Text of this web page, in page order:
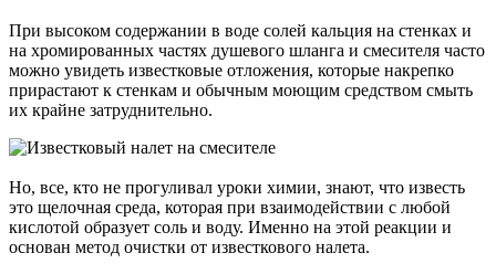
При высоком содержании в воде солей кальция на стенках и
на хромированных частях душевого шланга и смесителя часто
можно увидеть известковые отложения, которые накрепко
прирастают к стенкам и обычным моющим средством смыть
их крайне затруднительно.
Но, все, кто не прогуливал уроки химии, знают, что известь
это щелочная среда, которая при взаимодействии с любой
кислотой образует соль и воду. Именно на этой реакции и
основан метод очистки от известкового налета.